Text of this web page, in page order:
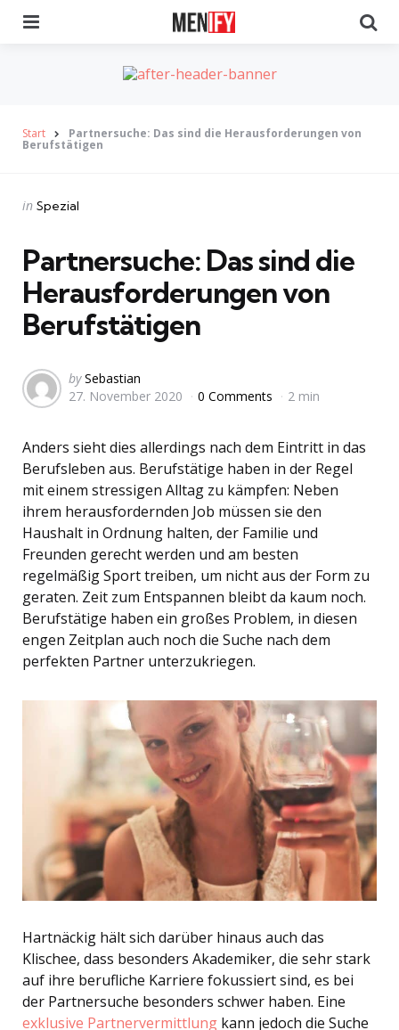
Start Partnersuche: Das sind die Herausforderungen von
Berufstätigen
Categories
Posted
in Spezial
Partnersuche: Das sind die
Herausforderungen von
Berufstätigen
Posted
by
by Sebastian
27. November 2020
0 Comments 2 min
Anders sieht dies allerdings nach dem Eintritt in das
Berufsleben aus. Berufstätige haben in der Regel
mit einem stressigen Alltag zu kämpfen: Neben
ihrem herausfordernden Job müssen sie den
Haushalt in Ordnung halten, der Familie und
Freunden gerecht werden und am besten
regelmäßig Sport treiben, um nicht aus der Form zu
geraten. Zeit zum Entspannen bleibt da kaum noch.
Berufstätige haben ein großes Problem, in diesen
engen Zeitplan auch noch die Suche nach dem
perfekten Partner unterzukriegen.
Hartnäckig hält sich darüber hinaus auch das
Klischee, dass besonders Akademiker, die sehr stark
auf ihre berufliche Karriere fokussiert sind, es bei
der Partnersuche besonders schwer haben. Eine
exklusive Partnervermittlung kann jedoch die Suche